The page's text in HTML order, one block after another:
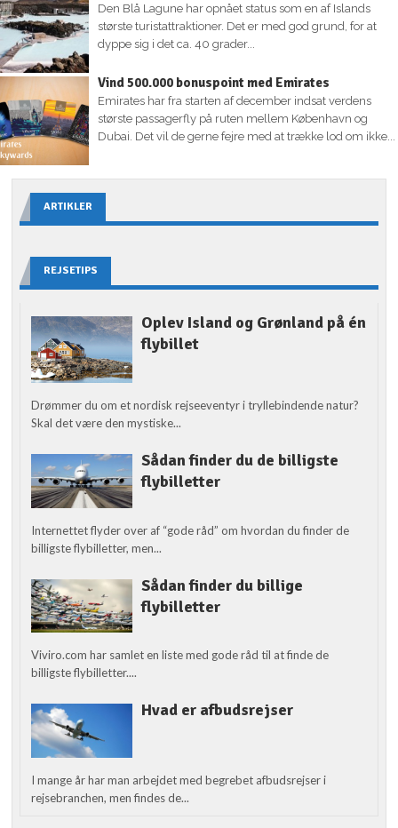
Den Blå Lagune har opnået status som en af Islands
største turistattraktioner. Det er med god grund, for at
dyppe sig i det ca. 40 grader...
Vind 500.000 bonuspoint med Emirates
Emirates har fra starten af december indsat verdens
største passagerfly på ruten mellem København og
Dubai. Det vil de gerne fejre med at trække lod om ikke...
ARTIKLER
REJSETIPS
Oplev Island og Grønland på én
flybillet
Drømmer du om et nordisk rejseeventyr i tryllebindende natur?
Skal det være den mystiske...
Sådan finder du de billigste
flybilletter
Internettet flyder over af “gode råd” om hvordan du finder de
billigste flybilletter, men...
Sådan finder du billige
flybilletter
Viviro.com har samlet en liste med gode råd til at finde de
billigste flybilletter....
Hvad er afbudsrejser
I mange år har man arbejdet med begrebet afbudsrejser i
rejsebranchen, men findes de...